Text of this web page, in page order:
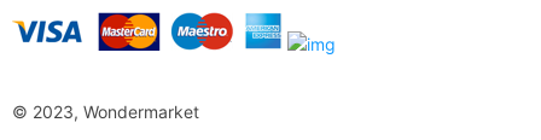
© 2023, Wondermarket